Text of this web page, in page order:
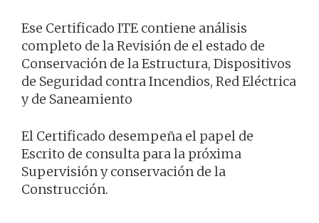
Ese Certificado ITE contiene análisis
completo de la Revisión de el estado de
Conservación de la Estructura, Dispositivos
de Seguridad contra Incendios, Red Eléctrica
y de Saneamiento
El Certificado desempeña el papel de
Escrito de consulta para la próxima
Supervisión y conservación de la
Construcción.